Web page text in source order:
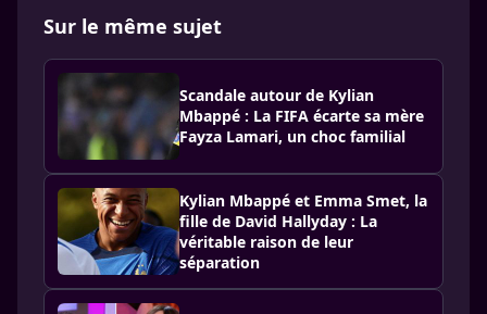
Sur le même sujet
Scandale autour de Kylian
Mbappé : La FIFA écarte sa mère
Fayza Lamari, un choc familial
Kylian Mbappé et Emma Smet, la
fille de David Hallyday : La
véritable raison de leur
séparation